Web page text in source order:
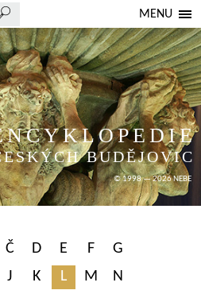
MENU
BUDĚJOVIC
© 1998 — 2026 NEBE
Č D E F
G
J K L M
N